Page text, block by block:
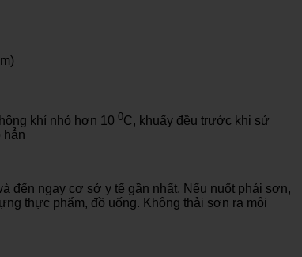
khí nhỏ hơn 10 0C, khuấy đều trước khi sử
hẳn
đến ngay cơ sở y tế gần nhất. Nếu nuốt phải sơn,
thực phẩm, đồ uống. Không thải sơn ra môi